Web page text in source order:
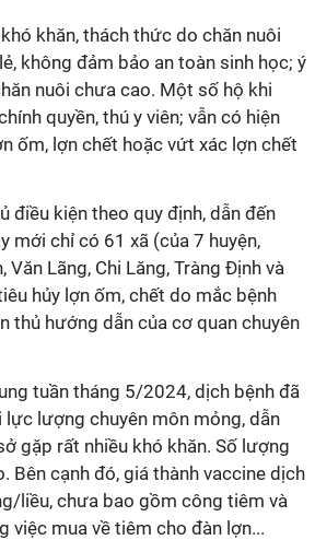
khăn, thách thức do chăn nuôi
không đảm bảo an toàn sinh học; ý
nuôi chưa cao. Một số hộ khi
quyền, thú y viên; vẫn có hiện
ốm, lợn chết hoặc vứt xác lợn chết
điều kiện theo quy định, dẫn đến
mới chỉ có 61 xã (của 7 huyện,
Lãng, Chi Lăng, Tràng Định và
hủy lợn ốm, chết do mắc bệnh
thủ hướng dẫn của cơ quan chuyên
tuần tháng 5/2024, dịch bệnh đã
lực lượng chuyên môn mỏng, dẫn
gặp rất nhiều khó khăn. Số lượng
Bên cạnh đó, giá thành vaccine dịch
liều, chưa bao gồm công tiêm và
việc mua về tiêm cho đàn lợn...